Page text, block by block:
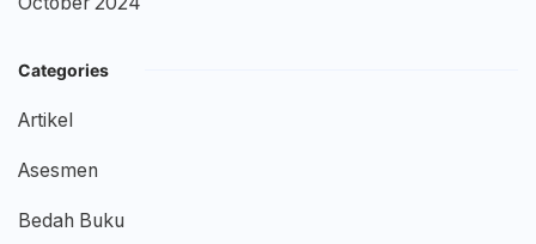
Categories
Artikel
Asesmen
Bedah Buku